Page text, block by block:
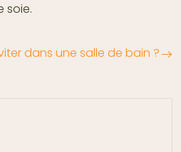
soie.
dans une salle de bain ?